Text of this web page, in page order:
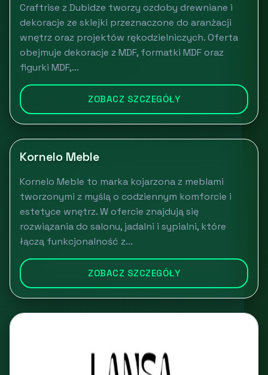
Craftrise z Dubidze tworzy ozdoby drewniane i
dekoracje ze sklejki przeznaczone do aranżacji
wnętrz oraz projektów rękodzielniczych. Oferta
obejmuje dekoracje z MDF, formatki MDF oraz
figurki MDF,...
ZOBACZ SZCZEGÓŁY
Kornelo Meble
Kornelo Meble to marka kojarzona z meblami
tworzonymi z myślą o codziennym komforcie i
estetyce wnętrz. W ofercie znajdują się
rozwiązania do salonu, jadalni i sypialni, które
łączą funkcjonalność z...
ZOBACZ SZCZEGÓŁY